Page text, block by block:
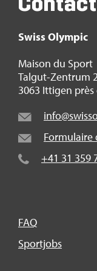
Swiss Olym­pic
Mai­son du Sport
Tal­gut-Zen­trum
3063 Itti­gen près
For­mu­laire
+41 31 359
FAQ
Sport­jobs